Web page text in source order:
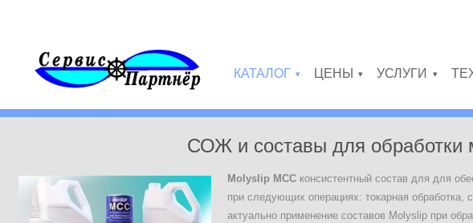
КАТАЛОГ ЦЕНЫ УСЛУГИ
СОЖ и составы для обработки
Molyslip MCC консистентный состав для для
при следующих операциях: токарная обработка,
актуально применение составов Molyslip при